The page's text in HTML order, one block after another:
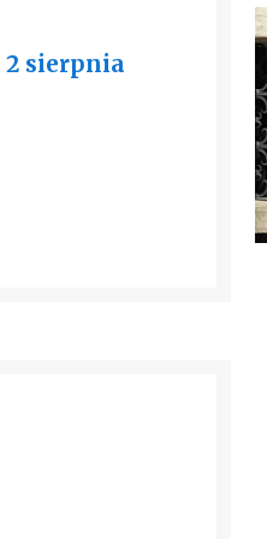
2 sierpnia